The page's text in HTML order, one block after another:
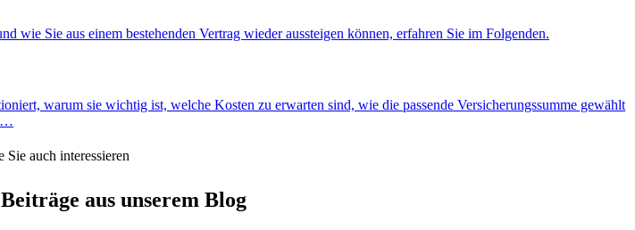
wie Sie aus einem bestehenden Vertrag wieder aussteigen können, erfahren Sie im Folgenden.
warum sie wichtig ist, welche Kosten zu erwarten sind, wie die passende Versicherungssumme gewählt
Sie auch interessieren
aus unserem Blog